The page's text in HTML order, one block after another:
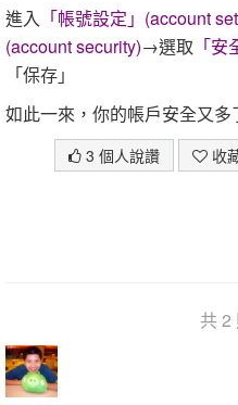
進入 「帳號設定」(account
(account security)→選取 「
「保存」
如此一來，你的帳戶安全又
3 個人說讚 收
共 2